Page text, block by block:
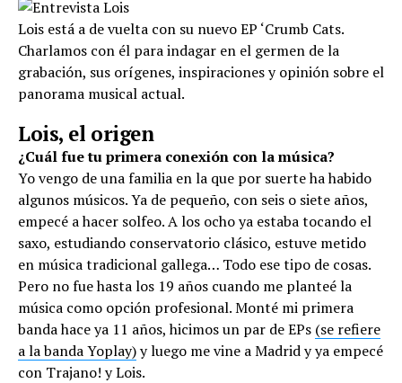
Lois está a de vuelta con su nuevo EP ‘Crumb Cats.
Charlamos con él para indagar en el germen de la
grabación, sus orígenes, inspiraciones y opinión sobre el
panorama musical actual.
Lois, el origen
¿Cuál fue tu primera conexión con la música?
Yo vengo de una familia en la que por suerte ha habido
algunos músicos. Ya de pequeño, con seis o siete años,
empecé a hacer solfeo. A los ocho ya estaba tocando el
saxo, estudiando conservatorio clásico, estuve metido
en música tradicional gallega… Todo ese tipo de cosas.
Pero no fue hasta los 19 años cuando me planteé la
música como opción profesional. Monté mi primera
banda hace ya 11 años, hicimos un par de EPs (se refiere
a la banda Yoplay)y luego me vine a Madrid y ya empecé
con Trajano! y Lois.